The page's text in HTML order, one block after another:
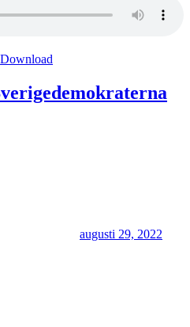
Download
augusti 29, 2022